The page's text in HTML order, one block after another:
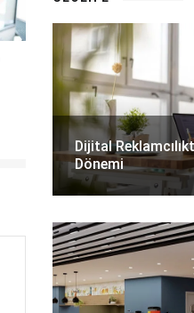
Dijital
Dönemi